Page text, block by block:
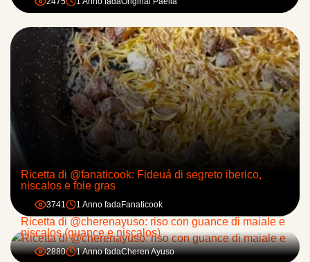
Ricetta di @fanaticook: Fideuá di segreto iberico,
niscalos e foie gras
3741 1 Anno fadaFanaticook
Ricetta di @cherenayuso: riso con guance di maiale e
niscalos (guance e niscalos)
2880 1 Anno fadaCheren Ayuso